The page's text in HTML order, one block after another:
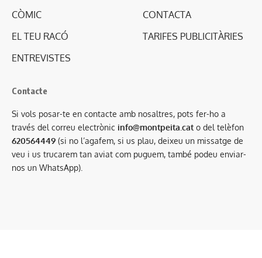
CÒMIC
EL TEU RACÓ
ENTREVISTES
CONTACTA
TARIFES PUBLICITÀRIES
Contacte
Si vols posar-te en contacte amb nosaltres, pots fer-ho a
través del correu electrònic info@montpeita.cat o del telèfon
620564449 (si no l’agafem, si us plau, deixeu un missatge de
veu i us trucarem tan aviat com puguem, també podeu enviar-
nos un WhatsApp).